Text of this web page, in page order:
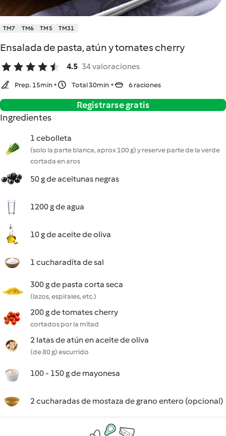
TM7 TM6 TM5 TM31
Ensalada de pasta, atún y tomates cherry
4.5 34 valoraciones
Prep. 15min Total 30min 6 raciones
Registrarse gratis
Ingredientes
1 cebolleta
(solo la parte blanca, aprox 100 g) y reserve parte de la verde
cortada en aros
50 g de aceitunas negras
1200 g de agua
10 g de aceite de oliva
1 cucharadita de sal
300 g de pasta corta seca
(lazos, espirales, etc.)
200 g de tomates cherry
cortados por la mitad
2 latas de atún en aceite de oliva
(de 80 g) escurrido
100 - 150 g de mayonesa
2 cucharadas de mostaza de grano entero (opcional)